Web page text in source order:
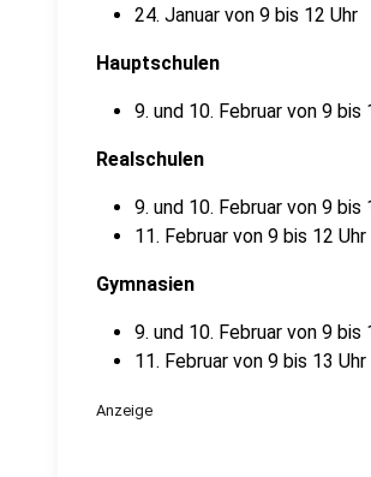
24. Januar von 9 bis 12 Uhr
Hauptschulen
9. und 10. Februar von 9 bis
Realschulen
9. und 10. Februar von 9 bis
11. Februar von 9 bis 12 Uhr
Gymnasien
9. und 10. Februar von 9 bis
11. Februar von 9 bis 13 Uhr
Anzeige